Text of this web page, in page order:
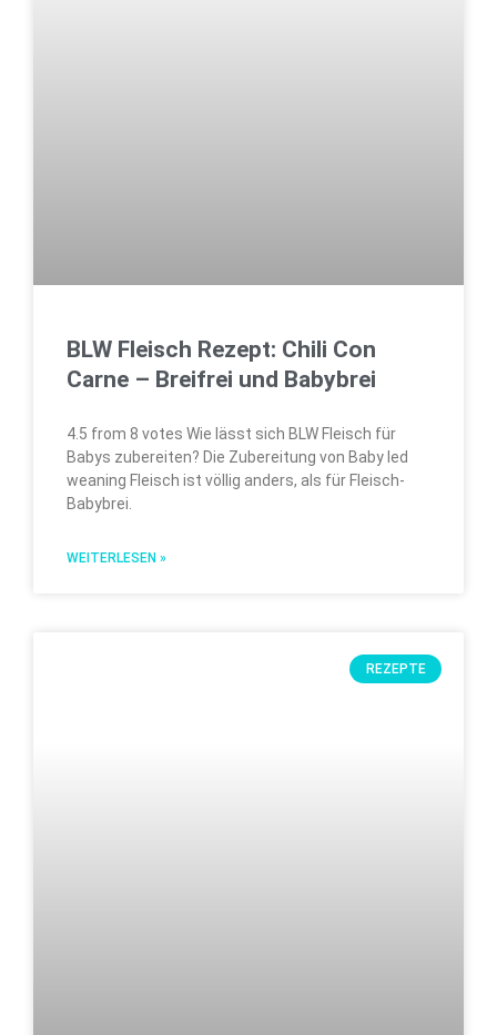
BLW Fleisch Rezept: Chili Con
Carne – Breifrei und Babybrei
4.5 from 8 votes Wie lässt sich BLW Fleisch für
Babys zubereiten? Die Zubereitung von Baby led
weaning Fleisch ist völlig anders, als für Fleisch-
Babybrei.
WEITERLESEN »
REZEPTE